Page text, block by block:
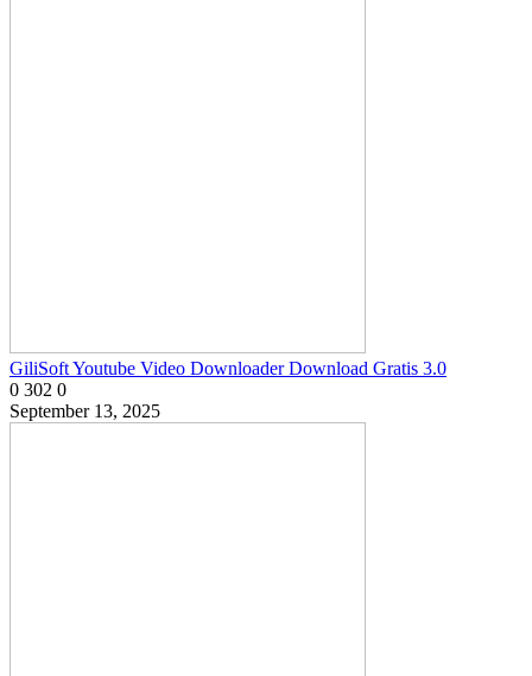
GiliSoft Youtube Video Downloader Download Gratis 3.0
0 302 0
September 13, 2025